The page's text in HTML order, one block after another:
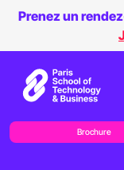
Prenez un
Brochure